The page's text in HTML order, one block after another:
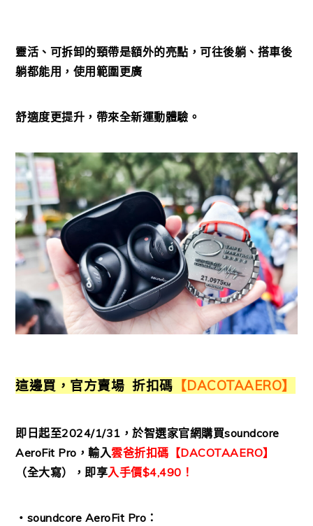
靈活、可拆卸的頸帶是額外的亮點，可往後躺、搭車後
躺都能用，使用範圍更廣
舒適度更提升，帶來全新運動體驗。
這邊買，官方賣場 折扣碼 【DACOTAAERO】
即日起至2024/1/31，於智選家官網購買soundcore
AeroFit Pro，輸入雲爸折扣碼【DACOTAAERO】
（全大寫），即享入手價$4,490！
・soundcore AeroFit Pro：